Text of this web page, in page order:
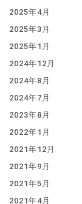
2025年4月
2025年3月
2025年1月
2024年12月
2024年8月
2024年7月
2023年8月
2022年1月
2021年12月
2021年9月
2021年5月
2021年4月